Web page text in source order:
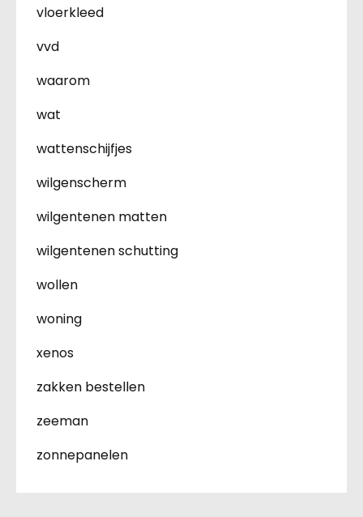
vloerkleed
vvd
waarom
wat
wattenschijfjes
wilgenscherm
wilgentenen matten
wilgentenen schutting
wollen
woning
xenos
zakken bestellen
zeeman
zonnepanelen